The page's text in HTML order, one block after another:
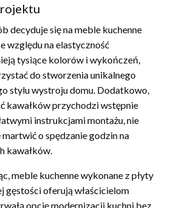
decyduje się na meble kuchenne
względu na elastyczność
tysiące kolorów i wykończeń,
do stworzenia unikalnego
stylu wystroju domu. Dodatkowo,
kawałków przychodzi wstępnie
instrukcjami montażu, nie
martwić o spędzanie godzin na
kawałków.
meble kuchenne wykonane z płyty
gęstości oferują właścicielom
opcję modernizacji kuchni bez